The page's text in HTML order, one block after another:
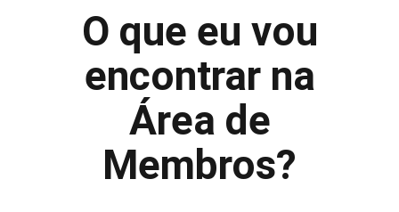
O que eu vou
encontrar na
Área de
Membros?